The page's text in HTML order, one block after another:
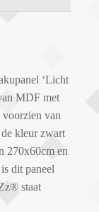
‘Licht
MDF met
van
kleur zwart
270x60cm en
dit paneel
staat